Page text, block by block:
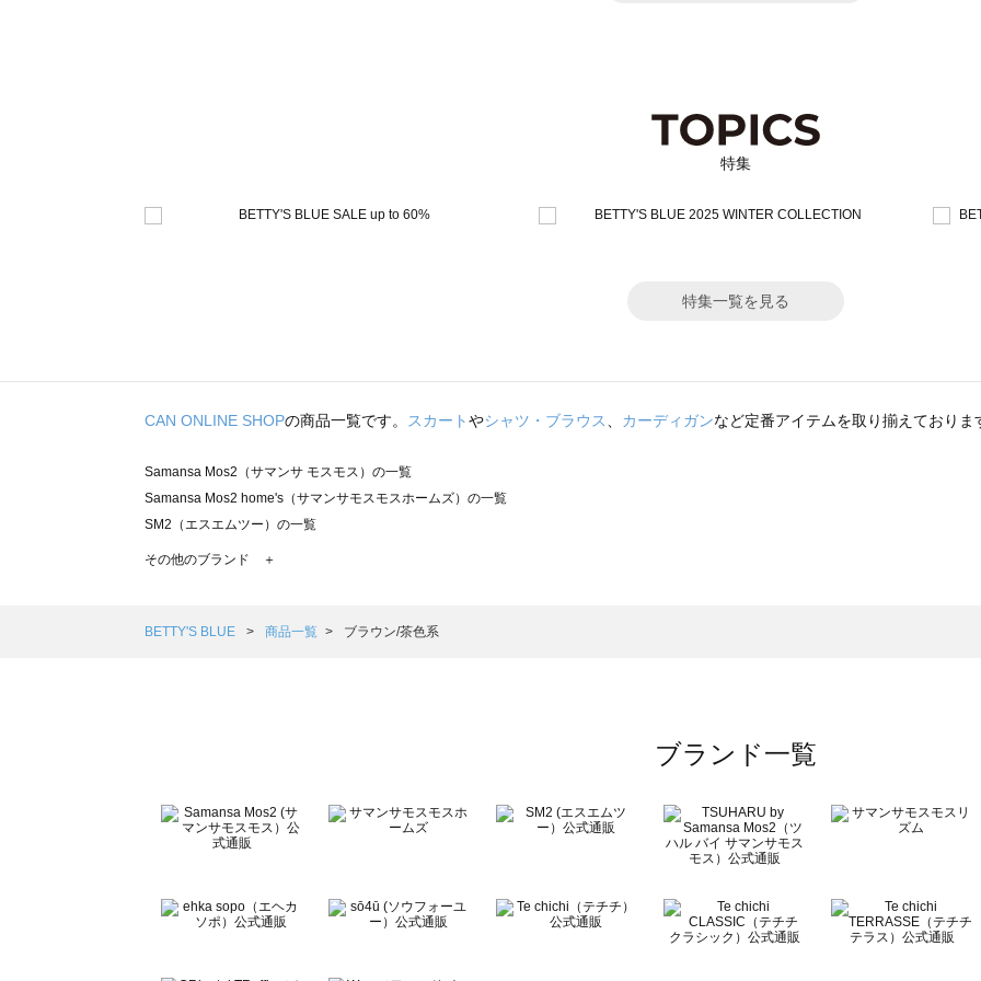
特集
特集一覧を見る
CAN ONLINE SHOPの商品一覧です。 スカートやシャツ・ブラウス、 カーディガンなど定番アイテムを取り揃えておりま
Samansa Mos2（サマンサ モスモス）の一覧
Samansa Mos2 home's（サマンサモスモスホームズ）の一覧
SM2（エスエムツー）の一覧
TSUHARU by Samansa Mos2（ツハルバイサマンサモスモス）の一覧
Samansa Mos2 Lagom（サマンサモスモス ラーゴム）の一覧
BETTY'S BLUE（べティーズブルー）の一覧
Wpc.（ワールドパーティー）の一覧
その他のブランド ＋
BETTY'S BLUE 商品一覧 ブラウン/茶色系
ブランド一覧